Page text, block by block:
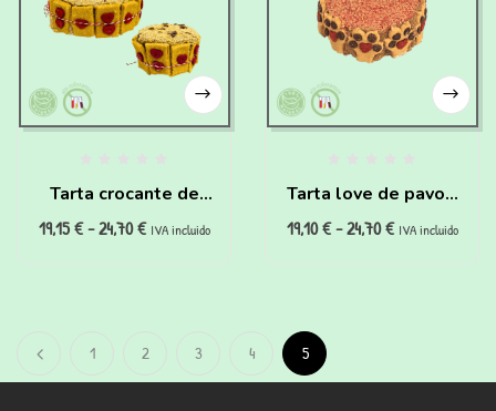
Tarta crocante de
salchichas para
19,15€ - 24,70€ IVA incluido
Tarta love de pavo y
zanahoria para
19,10€ - 24,70€ IVA incluido
1 2 3 4 5